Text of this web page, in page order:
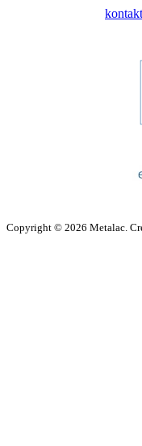
Copyright © 2026 Metalac.